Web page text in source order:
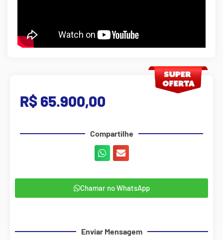
R$ 65.900,00
Compartilhe
Chamar no WhatsApp
Enviar Mensagem